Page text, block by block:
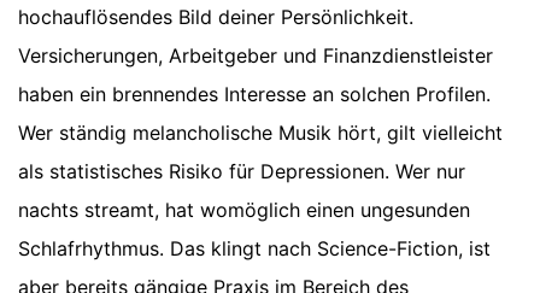
hochauflösendes Bild deiner Persönlichkeit.
Versicherungen, Arbeitgeber und Finanzdienstleister
haben ein brennendes Interesse an solchen Profilen.
Wer ständig melancholische Musik hört, gilt vielleicht
als statistisches Risiko für Depressionen. Wer nur
nachts streamt, hat womöglich einen ungesunden
Schlafrhythmus. Das klingt nach Science-Fiction, ist
aber bereits gängige Praxis im Bereich des